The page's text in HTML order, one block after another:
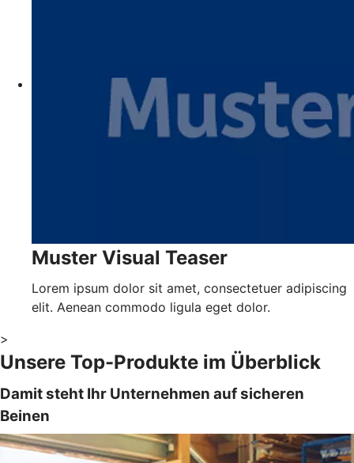
Muster Visual Teaser
Lorem ipsum dolor sit amet, consectetuer adipiscing
elit. Aenean commodo ligula eget dolor.
>
Unsere Top-Produkte im Überblick
Damit steht Ihr Unternehmen auf sicheren
Beinen